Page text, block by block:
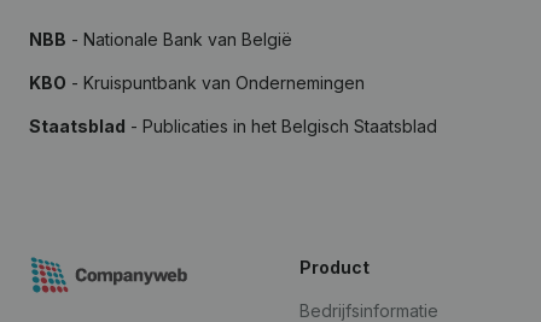
NBB - Nationale Bank van België
KBO - Kruispuntbank van Ondernemingen
Staatsblad - Publicaties in het Belgisch Staatsblad
Product
Bedrijfsinformatie